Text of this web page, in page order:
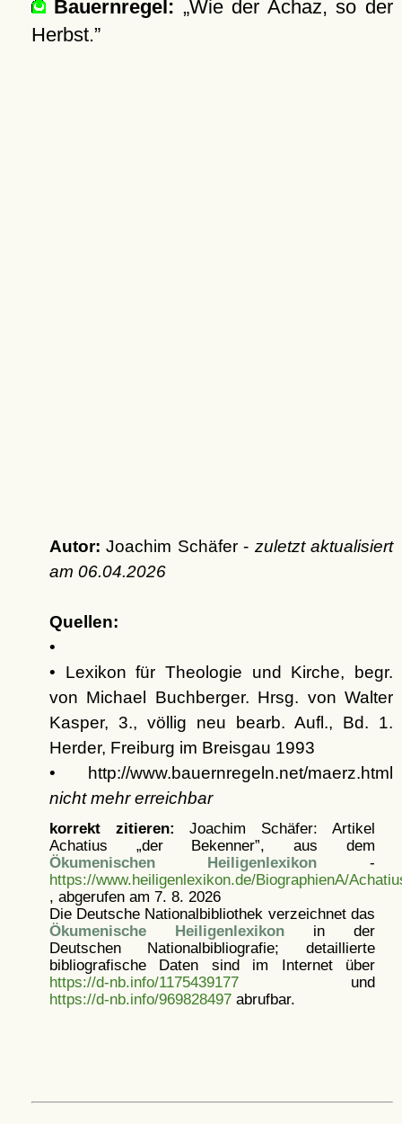
Bauernregel:
Wie der Achaz, so der
Herbst.
Autor: Joachim Schäfer - zuletzt aktualisiert
am 06.04.2026
Quellen:
•
• Lexikon für Theologie und Kirche, begr.
von Michael Buchberger. Hrsg. von Walter
Kasper, 3., völlig neu bearb. Aufl., Bd. 1.
Herder, Freiburg im Breisgau 1993
• http://www.bauernregeln.net/maerz.html
nicht mehr erreichbar
korrekt zitieren: Joachim Schäfer: Artikel
Achatius „der Bekenner”, aus dem
Ökumenischen Heiligenlexikon -
https://www.heiligenlexikon.de/BiographienA/
, abgerufen am 7. 8. 2026
Die Deutsche Nationalbibliothek verzeichnet das
Ökumenische Heiligenlexikonin der
Deutschen Nationalbibliografie; detaillierte
bibliografische Daten sind im Internet über
https://d-nb.info/1175439177und
https://d-nb.info/969828497abrufbar.